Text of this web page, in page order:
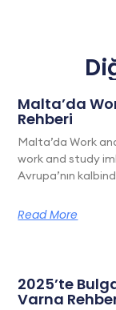
Malta’da
Rehberi
Malta’da Work
work and study
Avrupa’nın
Read More
2025’te
Varna